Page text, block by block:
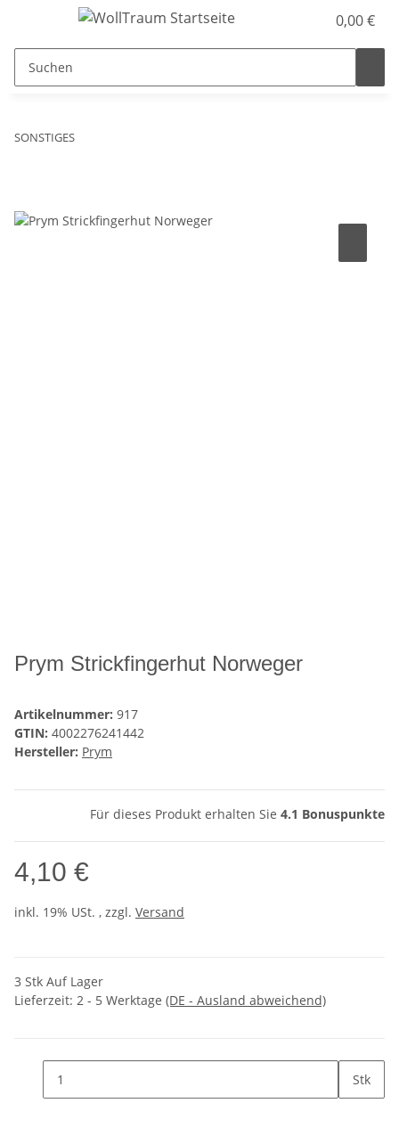
0,00 €
SONSTIGES
Prym Strickfingerhut Norweger
Artikelnummer: 917
GTIN: 4002276241442
Hersteller: Prym
Für dieses Produkt erhalten Sie 4.1 Bonuspunkte
4,10 €
inkl. 19% USt. , zzgl. Versand
3 Stk Auf Lager
Lieferzeit: 2 - 5 Werktage (DE - Ausland abweichend)
Stk